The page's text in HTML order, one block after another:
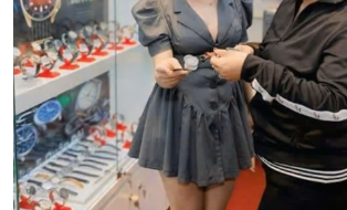
HWATCH CHUYÊN NHẬP KHẨU và
LOẠI ĐỒNG HỒ CHÍNH HÃNG.